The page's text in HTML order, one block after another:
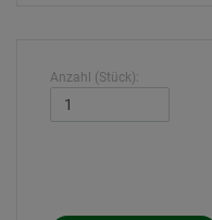
Anzahl (Stück):